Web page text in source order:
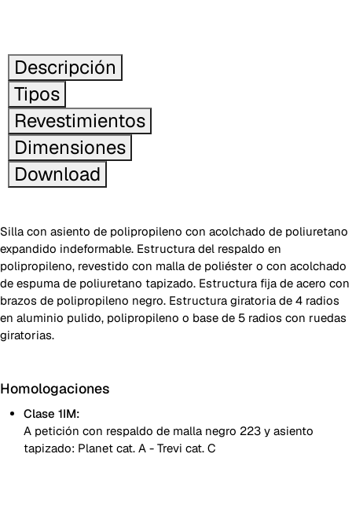
Descripción
Tipos
Revestimientos
Dimensiones
Download
Silla con asiento de polipropileno con acolchado de poliuretano
expandido indeformable. Estructura del respaldo en
polipropileno, revestido con malla de poliéster o con acolchado
de espuma de poliuretano tapizado. Estructura fija de acero con
brazos de polipropileno negro. Estructura giratoria de 4 radios
en aluminio pulido, polipropileno o base de 5 radios con ruedas
giratorias.
Homologaciones
Clase 1IM:
A petición con respaldo de malla negro 223 y asiento
tapizado: Planet cat. A - Trevi cat. C